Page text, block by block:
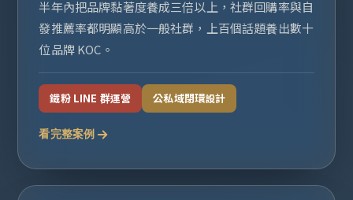
半年內把品牌黏著度養成三倍以上，社群回購率與自
發推薦率都明顯高於一般社群，上百個話題養出數十
位品牌 KOC。
鐵粉 LINE 群運營 公私域閉環設計
看完整案例